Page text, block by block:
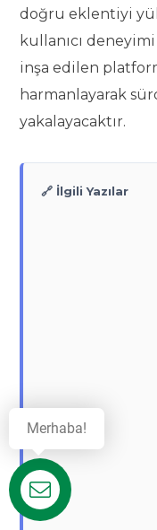
doğru eklentiyi
kullanıcı
inşa edilen
harmanlayarak
yakalayacaktır.
🔗 İlgili Yazılar
Destek
Merhaba!